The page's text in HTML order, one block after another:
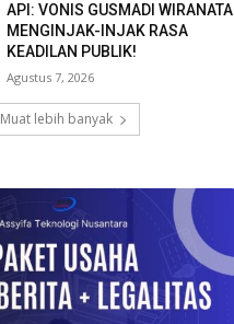
API: VONIS GUSMADI WIRANATA
MENGINJAK-INJAK RASA
KEADILAN PUBLIK!
Agustus 7, 2026
Muat lebih banyak